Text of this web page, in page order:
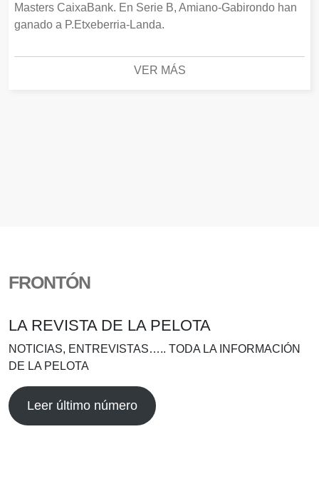
Masters CaixaBank. En Serie B, Amiano-Gabirondo han
ganado a P.Etxeberria-Landa.
VER MÁS
FRONTÓN
LA REVISTA DE LA PELOTA
NOTICIAS, ENTREVISTAS….. TODA LA INFORMACIÓN
DE LA PELOTA
Leer último número